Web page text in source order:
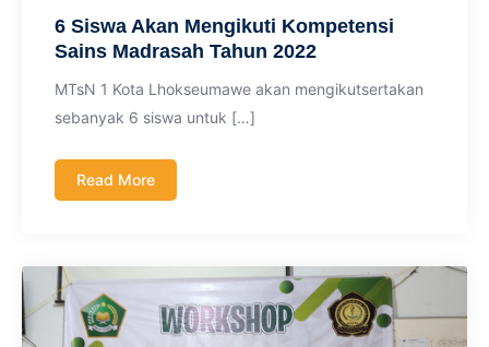
6 Siswa Akan Mengikuti Kompetensi
Sains Madrasah Tahun 2022
MTsN 1 Kota Lhokseumawe akan mengikutsertakan
sebanyak 6 siswa untuk […]
Read More